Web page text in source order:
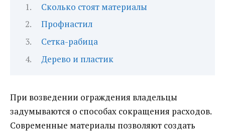
Сколько стоят материалы
Профнастил
Сетка-рабица
Дерево и пластик
При возведении ограждения владельцы
задумываются о способах сокращения расходов.
Современные материалы позволяют создать